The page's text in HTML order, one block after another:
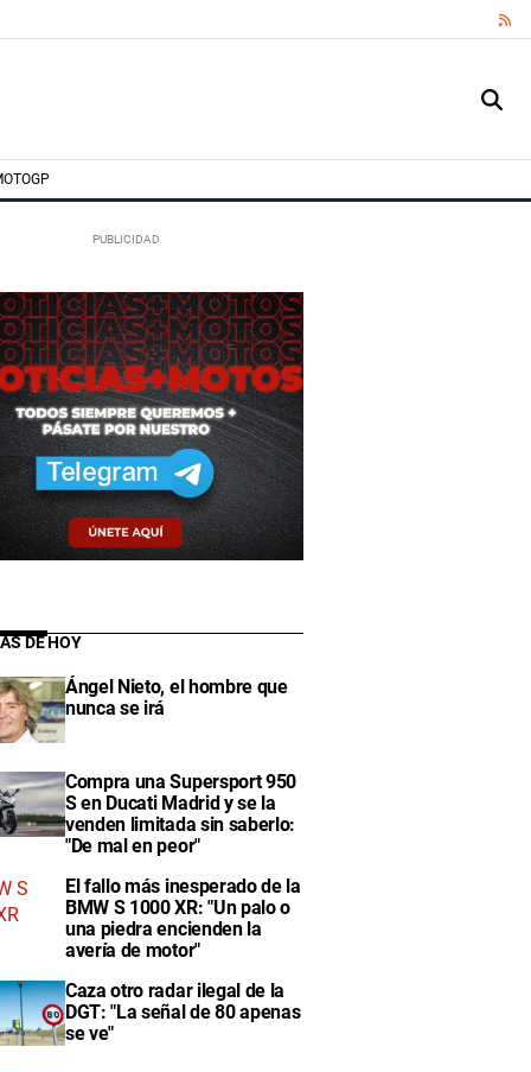
DE HOY
Ángel Nieto, el hombre que
nunca se irá
Compra una Supersport 950
S en Ducati Madrid y se la
venden limitada sin saberlo:
"De mal en peor"
El fallo más inesperado de la
BMW S 1000 XR: "Un palo o
una piedra encienden la
avería de motor"
Caza otro radar ilegal de la
DGT: "La señal de 80 apenas
se ve"